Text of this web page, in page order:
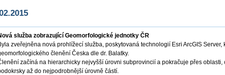
služba zobrazující Geomorfologické jednotky ČR
zveřejněna nová prohlížecí služba, poskytovaná technologií Esri ArcGIS Server,
členění Česka dle dr. Balatky.
začíná na hierarchicky nejvyšší úrovni subprovincií a pokračuje přes oblasti,
až do nejpodrobnější úrovně částí.